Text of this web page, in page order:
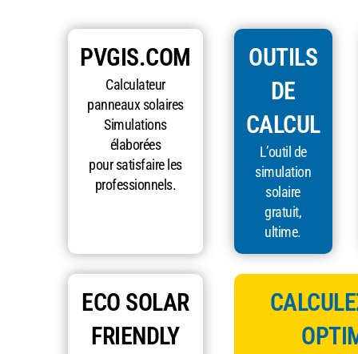
PVGIS.COM
Calculateur
panneaux solaires
Simulations
élaborées
pour satisfaire les
professionnels.
OUTILS
DE
CALCUL
L’outil de
simulation
solaire
gratuit,
ultime.
ECO SOLAR
FRIENDLY